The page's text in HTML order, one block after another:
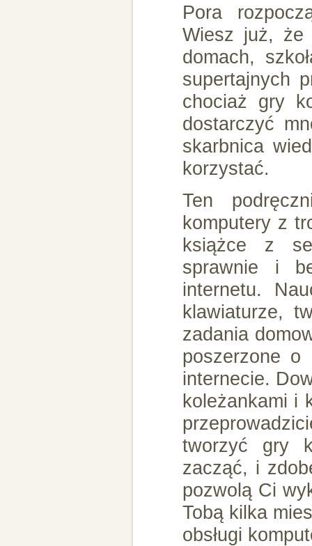
Pora
Wiesz już,
domach,
supertajnych
chociaż gry
dostarczyć
skarbnica
korzystać.
Ten
komputery z
książce z
sprawnie i
internetu.
klawiaturze,
zadania
poszerzone o
internecie.
koleżankami i
tworzyć gry
zacząć, i
pozwolą Ci
Tobą kilka
obsługi